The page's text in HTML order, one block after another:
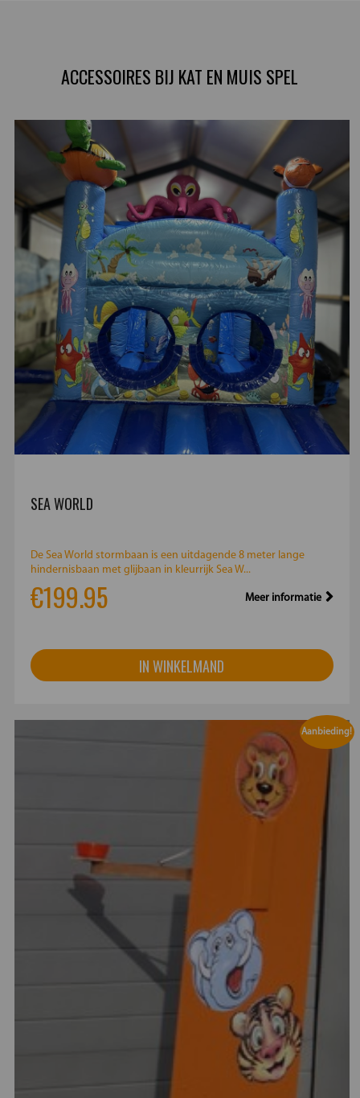
ACCESSOIRES BIJ KAT EN MUIS SPEL
SEA WORLD
De Sea World stormbaan is een uitdagende 8 meter lange
hindernisbaan met glijbaan in kleurrijk Sea W...
€199.95 Meer informatie
IN WINKELMAND
Aanbieding!